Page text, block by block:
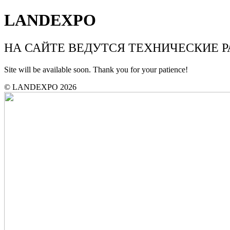
LANDEXPO
НА САЙТЕ ВЕДУТСЯ ТЕХНИЧЕСКИЕ
Site will be available soon. Thank you for your patience!
© LANDEXPO 2026